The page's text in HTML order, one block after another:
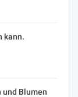
kann.
und Blumen